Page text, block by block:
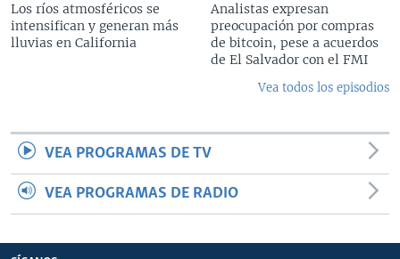
Los ríos atmosféricos se
intensifican y generan más
lluvias en California
Analistas expresan
preocupación por compras
de bitcoin, pese a acuerdos
de El Salvador con el FMI
Vea todos los episodios
VEA PROGRAMAS DE TV
VEA PROGRAMAS DE RADIO